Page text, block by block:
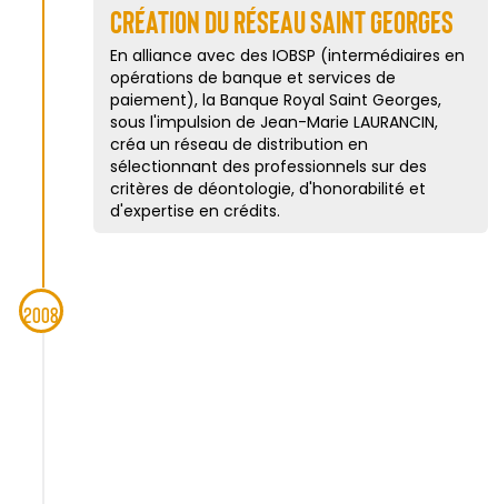
Création du Réseau Saint Georges
En alliance avec des IOBSP (intermédiaires en
opérations de banque et services de
paiement), la Banque Royal Saint Georges,
sous l'impulsion de Jean-Marie LAURANCIN,
créa un réseau de distribution en
sélectionnant des professionnels sur des
critères de déontologie, d'honorabilité et
d'expertise en crédits.
2008